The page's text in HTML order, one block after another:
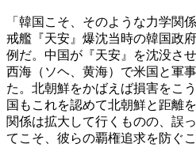
「韓国こそ、そのような力学関
戒艦『天安』爆沈当時の韓国政
例だ。中国が『天安』を沈没さ
西海（ソヘ、黄海）で米国と軍
た。北朝鮮をかばえば損害をこ
国もこれを認めて北朝鮮と距離
関係は拡大して行くものの、誤
てこそ、彼らの覇権追求を防ぐこ